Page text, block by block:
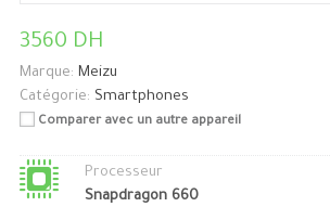
3560 DH
Marque: Meizu
Catégorie: Smartphones
Comparer avec un autre appareil
Processeur
Snapdragon 660